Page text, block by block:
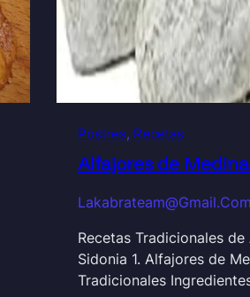
Postres, Recetas
Alfajores de
Recetas Tradicionales
Sidonia 1. Alfajores de
Tradicionales